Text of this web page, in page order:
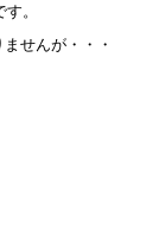
。
せんが・・・